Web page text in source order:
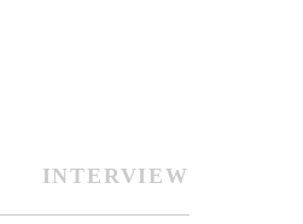
INTERVIEW